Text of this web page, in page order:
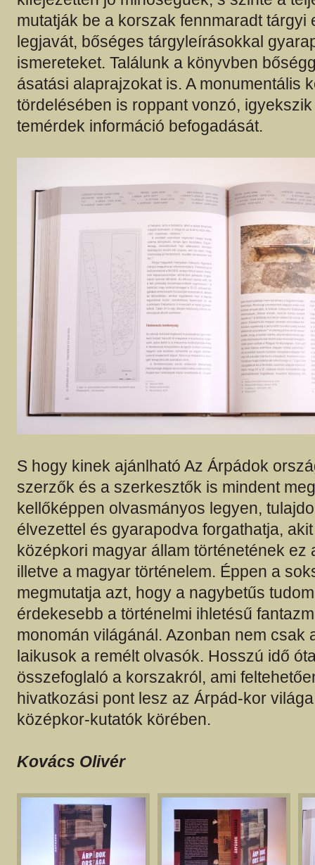
mutatják be a korszak fennmaradt tárgyi
legjavát, bőséges tárgyleírásokkal
ismereteket. Találunk a könyvben
ásatási alaprajzokat is. A monumentális
tördelésében is roppant vonzó,
temérdek információ befogadását.
S hogy kinek ajánlható Az Árpádok
szerzők és a szerkesztők is mindent
kellőképpen olvasmányos legyen,
élvezettel és gyarapodva forgathatja,
középkori magyar állam történetének ez
illetve a magyar történelem. Éppen a
megmutatja azt, hogy a nagybetűs
érdekesebb a történelmi ihletésű
monomán világánál. Azonban nem csak
laikusok a remélt olvasók. Hosszú idő
összefoglaló a korszakról, ami
hivatkozási pont lesz az Árpád-kor
középkor-kutatók körében.
Kovács Olivér